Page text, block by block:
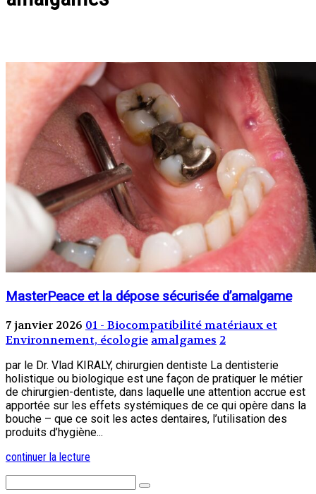
MasterPeace et la dépose sécurisée d’amalgame
7 janvier 2026 01 - Biocompatibilité matériaux et
Environnement, écologie amalgames 2
par le Dr. Vlad KIRALY, chirurgien dentiste La dentisterie
holistique ou biologique est une façon de pratiquer le métier
de chirurgien-dentiste, dans laquelle une attention accrue est
apportée sur les effets systémiques de ce qui opère dans la
bouche – que ce soit les actes dentaires, l’utilisation des
produits d’hygiène...
continuer la lecture